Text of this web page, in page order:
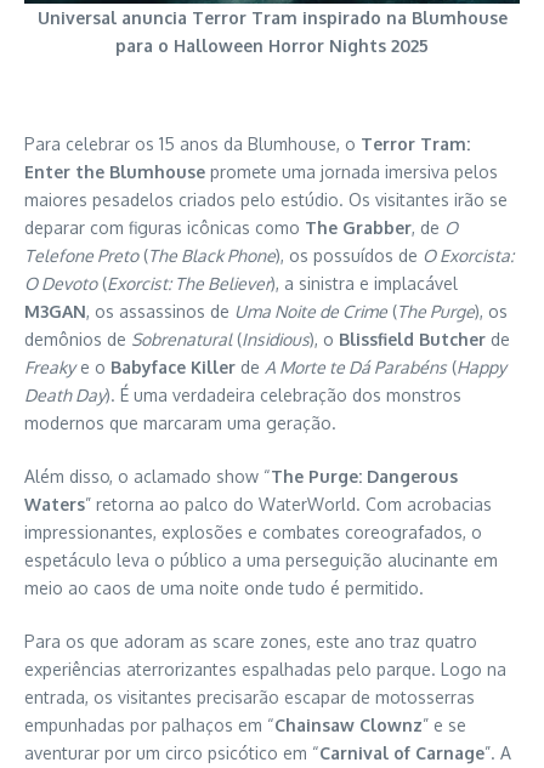
Universal anuncia Terror Tram inspirado na Blumhouse
para o Halloween Horror Nights 2025
Para celebrar os 15 anos da Blumhouse, o Terror Tram:
Enter the Blumhouse promete uma jornada imersiva pelos
maiores pesadelos criados pelo estúdio. Os visitantes irão se
deparar com figuras icônicas como The Grabber, de O
Telefone Preto(The Black Phone), os possuídos de O Exorcista:
O Devoto(Exorcist: The Believer), a sinistra e implacável
M3GAN, os assassinos de Uma Noite de Crime (The Purge), os
demônios de Sobrenatural(Insidious), o Blissfield Butcher de
Freakye o Babyface Killer de A Morte te Dá Parabéns (Happy
Death Day). É uma verdadeira celebração dos monstros
modernos que marcaram uma geração.
Além disso, o aclamado show “The Purge: Dangerous
Waters” retorna ao palco do WaterWorld. Com acrobacias
impressionantes, explosões e combates coreografados, o
espetáculo leva o público a uma perseguição alucinante em
meio ao caos de uma noite onde tudo é permitido.
Para os que adoram as scare zones, este ano traz quatro
experiências aterrorizantes espalhadas pelo parque. Logo na
entrada, os visitantes precisarão escapar de motosserras
empunhadas por palhaços em “Chainsaw Clownz” e se
aventurar por um circo psicótico em “Carnival of Carnage”. A